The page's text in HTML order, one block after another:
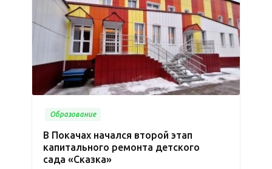
Образование
В Покачах начался второй этап
капитального ремонта детского
сада «Сказка»